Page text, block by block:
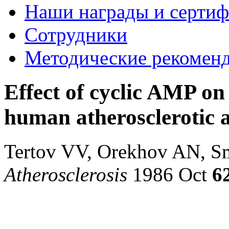
Наши награды и
Сотрудники
Методические
Effect of cyclic AMP
human atherosclerotic
Tertov VV, Orekhov AN,
Atherosclerosis 1986 Oct